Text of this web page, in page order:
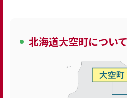
北海道大空町について